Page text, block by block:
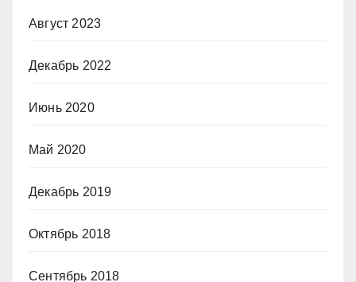
Август 2023
Декабрь 2022
Июнь 2020
Май 2020
Декабрь 2019
Октябрь 2018
Сентябрь 2018